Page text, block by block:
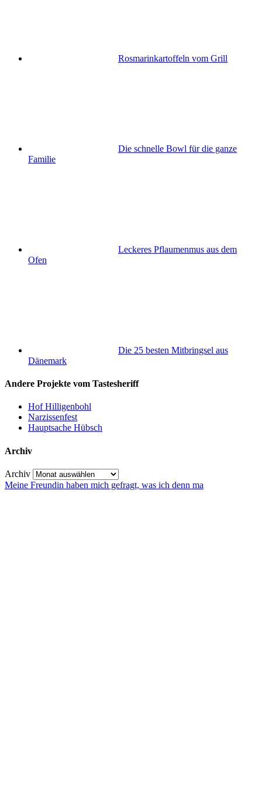
Rosmarinkartoffeln vom Grill
Die schnelle Bowl für die ganze
Familie
Leckeres Pflaumenmus aus dem
Ofen
Die 25 besten Mitbringsel aus
Dänemark
Andere Projekte vom Tastesheriff
Hof Hilligenbohl
Narzissenfest
Hauptsache Hübsch
Archiv
Archiv
Meine Freundin haben mich gefragt, was ich denn ma